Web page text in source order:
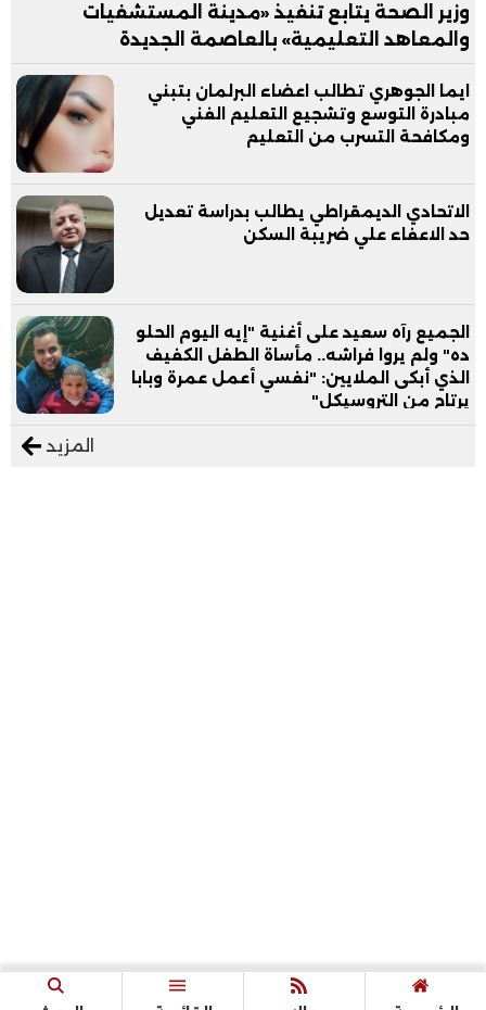
وزير الصحة يتابع تنفيذ «مدينة المستشفيات
والمعاهد التعليمية» بالعاصمة الجديدة
ايما الجوهري تطالب اعضاء البرلمان بتبني
مبادرة التوسع وتشجيع التعليم الفني
ومكافحة التسرب من التعليم
الاتحادي الديمقراطي يطالب بدراسة تعديل
حد الاعفاء علي ضريبة السكن
الجميع رآه سعيد على أغنية "إيه اليوم الحلو
ده" ولم يروا فراشه.. مأساة الطفل الكفيف
الذي أبكى الملايين: "نفسي أعمل عمرة وبابا
يرتاح من التروسيكل"
المزيد